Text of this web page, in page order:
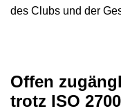
des Clubs und der
Offen
trotz ISO